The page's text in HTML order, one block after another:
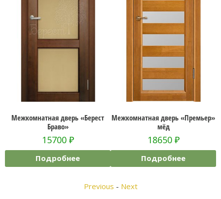
Межкомнатная дверь «Берест
Браво»
15700 ₽
Подробнее
Межкомнатная дверь «Премьер»
мёд
18650 ₽
Подробнее
Previous - Next